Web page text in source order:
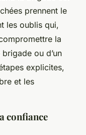
prennent le
les oublis qui,
la
ou d’un
explicites,
et les
confiance